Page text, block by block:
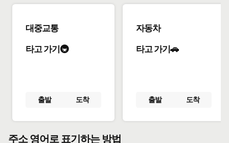
대중교통
타고 가기🚇
출발 도착
자동차
타고 가기🚗
출발 도착
주소 영어로 표기하는 방법